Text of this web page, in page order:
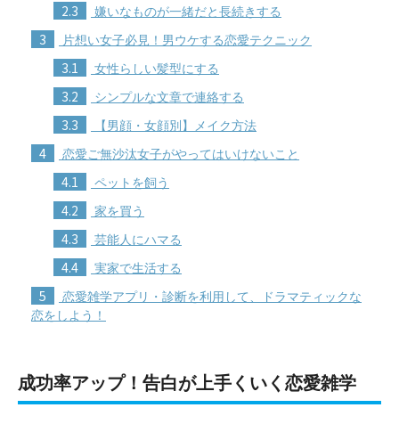
2.3 嫌いなものが一緒だと長続きする
3 片想い女子必見！男ウケする恋愛テクニック
3.1 女性らしい髪型にする
3.2 シンプルな文章で連絡する
3.3 【男顔・女顔別】メイク方法
4 恋愛ご無沙汰女子がやってはいけないこと
4.1 ペットを飼う
4.2 家を買う
4.3 芸能人にハマる
4.4 実家で生活する
5
恋愛雑学アプリ・診断を利用して、ドラマティックな
恋をしよう！
成功率アップ！告白が上手くいく恋愛雑学